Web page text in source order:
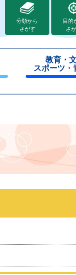
分類から
さがす
目的
さ
教育・
スポーツ・
じ